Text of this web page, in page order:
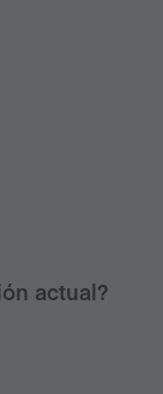
actual?